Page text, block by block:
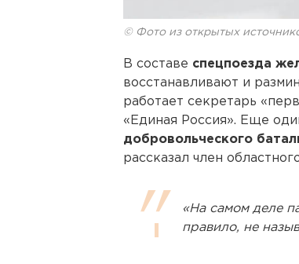
© Фото из открытых
В составе спецпоезда
восстанавливают и
работает секретарь
«Единая Россия». Еще
добровольческого
рассказал член
«На самом деле
правило, не